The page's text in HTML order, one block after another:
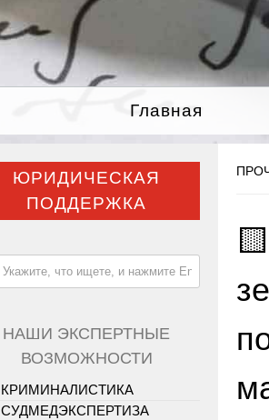
Главная
ЮРИДИЧЕСКАЯ
ПОДДЕРЖКА
НАШИ ЭКСПЕРТНЫЕ
ВОЗМОЖНОСТИ
КРИМИНАЛИСТИКА
СУДМЕДЭКСПЕРТИЗА